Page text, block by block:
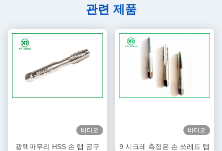
관련 제품
비디오
광택마무리 HSS 손 탭 공구
비디오
9 시크레 측정은 손 쓰레드 탭